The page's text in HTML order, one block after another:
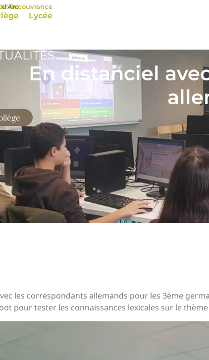
d'Arc
Lycée
Recouvrance
En distanciel
les correspondants allemands pour les 3ème
pour tester les connaissances lexicales sur le